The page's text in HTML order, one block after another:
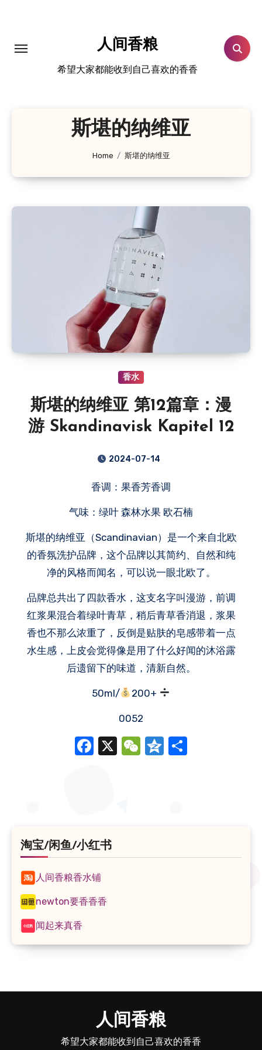
人间香粮
希望大家都能收到自己喜欢的香香
斯堪的纳维亚
Home 斯堪的纳维亚
香水
斯堪的纳维亚 第12篇章：漫
游 Skandinavisk Kapitel 12
2024-07-14
香调：果香芳香调
气味：绿叶 森林水果 欧石楠
斯堪的纳维亚（Scandinavian）是一个来自北欧
的香氛洗护品牌，这个品牌以其简约、自然和纯
净的风格而闻名，可以说一眼北欧了。
品牌总共出了四款香水，这支名字叫漫游，前调
红浆果混合着绿叶青草，稍后青草香消退，浆果
香也不那么浓重了，反倒是贴肤的皂感带着一点
水生感，上皮会觉得像是用了什么好闻的沐浴露
后遗留下的味道，清新自然。
50ml/ 200+
0052
Facebook
X WeChat
Qzone
淘宝/闲鱼/小红书
人间香粮香水铺
newton要香香香
闻起来真香
人间香粮
希望大家都能收到自己喜欢的香香